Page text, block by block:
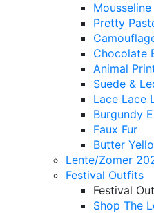
Mousseline
Pretty
Chocolate
Animal
Suede &
Lace Lace
Burgundy
Faux Fur
Butter
Lente/Zomer
Festival Outfits
Festival
Shop The